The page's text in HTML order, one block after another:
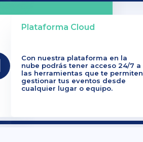
Plataforma Cloud
Con nuestra plataforma en la
nube podrás tener acceso 24/7 a
las herramientas que te permiten
gestionar tus eventos desde
cualquier lugar o equipo.